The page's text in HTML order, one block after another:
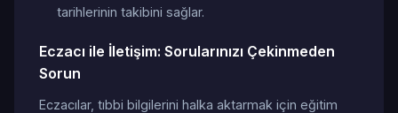
tarihlerinin takibini sağlar.
Eczacı ile İletişim: Sorularınızı Çekinmeden
Sorun
Eczacılar, tıbbi bilgilerini halka aktarmak için eğitim